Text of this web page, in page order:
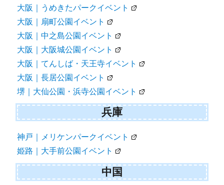
大阪｜うめきたパークイベント
大阪｜扇町公園イベント
大阪｜中之島公園イベント
大阪｜大阪城公園イベント
大阪｜てんしば・天王寺イベント
大阪｜長居公園イベント
堺｜大仙公園・浜寺公園イベント
兵庫
神戸｜メリケンパークイベント
姫路｜大手前公園イベント
中国